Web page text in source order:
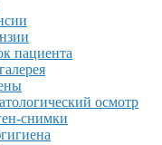
пациента
осмотр
снимки